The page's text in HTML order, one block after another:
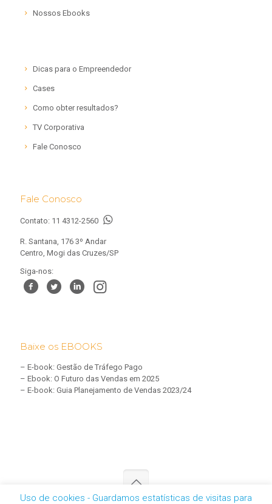
Nossos Ebooks
Dicas para o Empreendedor
Cases
Como obter resultados?
TV Corporativa
Fale Conosco
Fale Conosco
Contato: 11 4312-2560
R. Santana, 176 3º Andar
Centro, Mogi das Cruzes/SP
Siga-nos:
Baixe os EBOOKS
– E-book: Gestão de Tráfego Pago
– Ebook: O Futuro das Vendas em 2025
– E-book: Guia Planejamento de Vendas 2023/24
Uso de cookies - Guardamos estatísticas de visitas para